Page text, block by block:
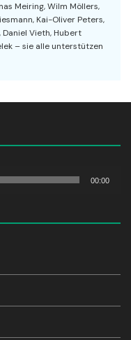
Meiring, Wilm Möllers,
Kai-Oliver Peters,
Daniel Vieth, Hubert
– sie alle unterstützen
00:00